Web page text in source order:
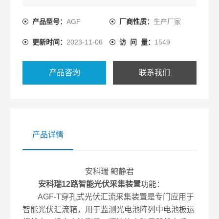
产品型号：AGF 厂商性质： 生产厂家
更新时间： 2023-11-06 访 问 量： 1549
产品咨询 联系我们
产品详情
安科瑞 鲍静君
安科瑞12路智能光伏采集装置功能：
AGF-T穿孔式光伏汇流采集装置是专门应用于
智能光伏汇流箱，用于监测光电池阵列中电池板运